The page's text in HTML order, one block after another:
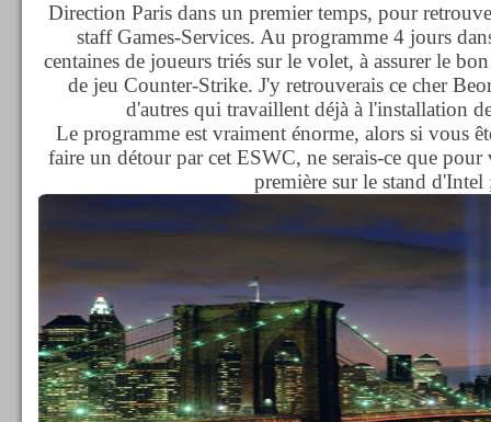
Direction Paris dans un premier temps, pour
staff Games-Services. Au programme 4 jours
centaines de joueurs triés sur le volet, à assurer le
de jeu Counter-Strike. J'y retrouverais ce cher
d'autres qui travaillent déjà à l'installation
Le programme est vraiment énorme, alors si vous
faire un détour par cet ESWC, ne serais-ce que pour
première sur le stand d'Intel